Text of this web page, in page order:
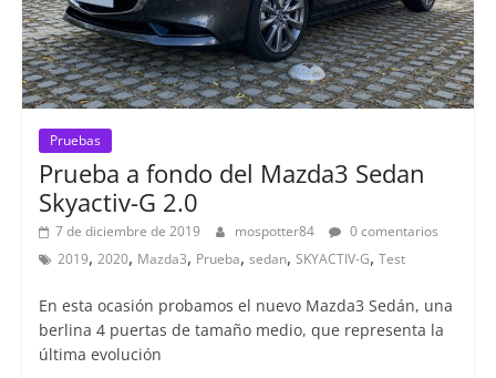
Pruebas
Prueba a fondo del Mazda3 Sedan
Skyactiv-G 2.0
7 de diciembre de 2019 mospotter84
0 comentarios
2019, 2020, Mazda3, Prueba, sedan, SKYACTIV-G, Test
En esta ocasión probamos el nuevo Mazda3 Sedán, una
berlina 4 puertas de tamaño medio, que representa la
última evolución